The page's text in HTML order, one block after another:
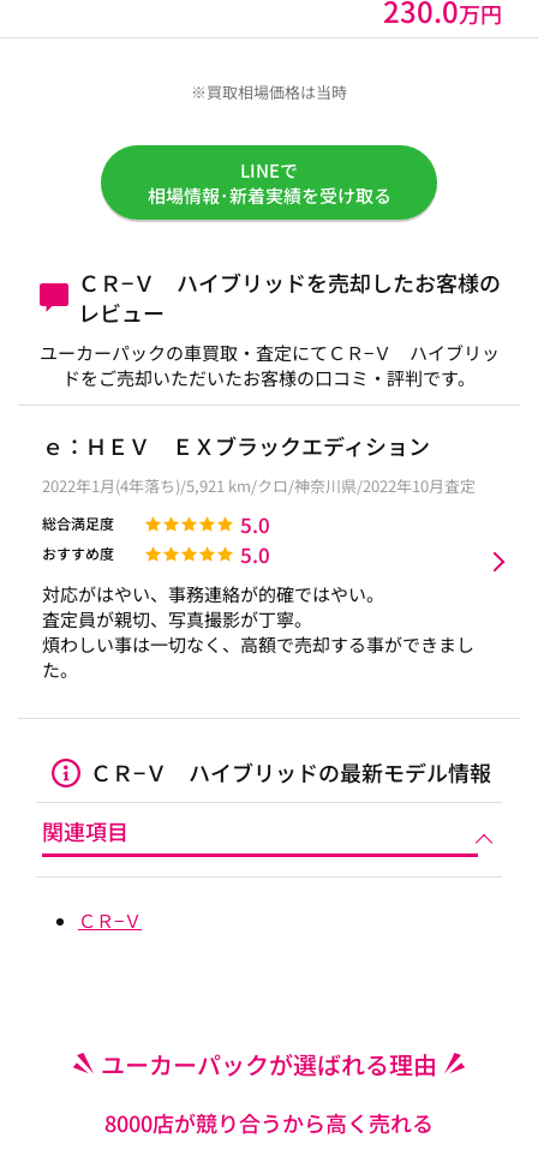
230.0万円
※買取相場価格は当時
LINEで
相場情報･新着実績を受け取る
ＣＲ−Ｖ ハイブリッドを売却したお客様の
レビュー
ユーカーパックの車買取・査定にてＣＲ−Ｖ ハイブリッ
ドをご売却いただいたお客様の口コミ・評判です。
ｅ：ＨＥＶ ＥＸブラックエディション
2022年1月(4年落ち)/5,921 km/クロ/神奈川県/2022年10月査定
総合満足度 5.0
おすすめ度 5.0
対応がはやい、事務連絡が的確ではやい。
査定員が親切、写真撮影が丁寧。
煩わしい事は一切なく、高額で売却する事ができまし
た。
ＣＲ−Ｖ ハイブリッドの最新モデル情報
関連項目
ＣＲ−Ｖ
ユーカーパックが選ばれる理由
8000店が競り合うから高く売れる